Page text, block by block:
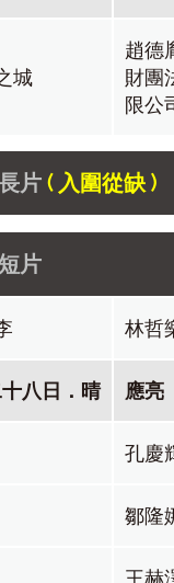
城
趙德
財團
限公
片( 入圍從缺 )
片
林哲
八日．晴 應亮
孔慶
鄒隆
王赫